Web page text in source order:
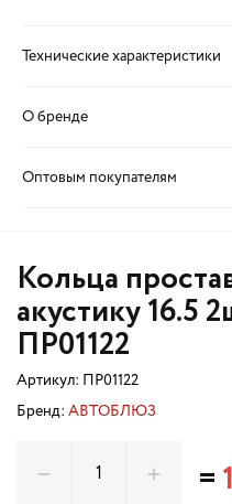
Технические характеристики
О бренде
Оптовым покупателям
Кольца
акустику 16.5
ПР01122
Артикул: ПР01122
Бренд: АВТОБЛЮЗ
=